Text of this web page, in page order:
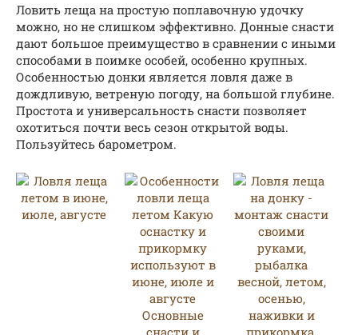
Ловить леща на простую поплавочную удочку
можно, но не слишком эффективно. Донные снасти
дают большое преимущество в сравнении с иными
способами в поимке особей, особенно крупных.
Особенностью донки является ловля даже в
дождливую, ветреную погоду, на большой глубине.
Простота и универсальность снасти позволяет
охотиться почти весь сезон открытой воды.
Пользуйтесь барометром.